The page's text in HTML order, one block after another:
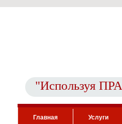
"Используя
Главная Услуги